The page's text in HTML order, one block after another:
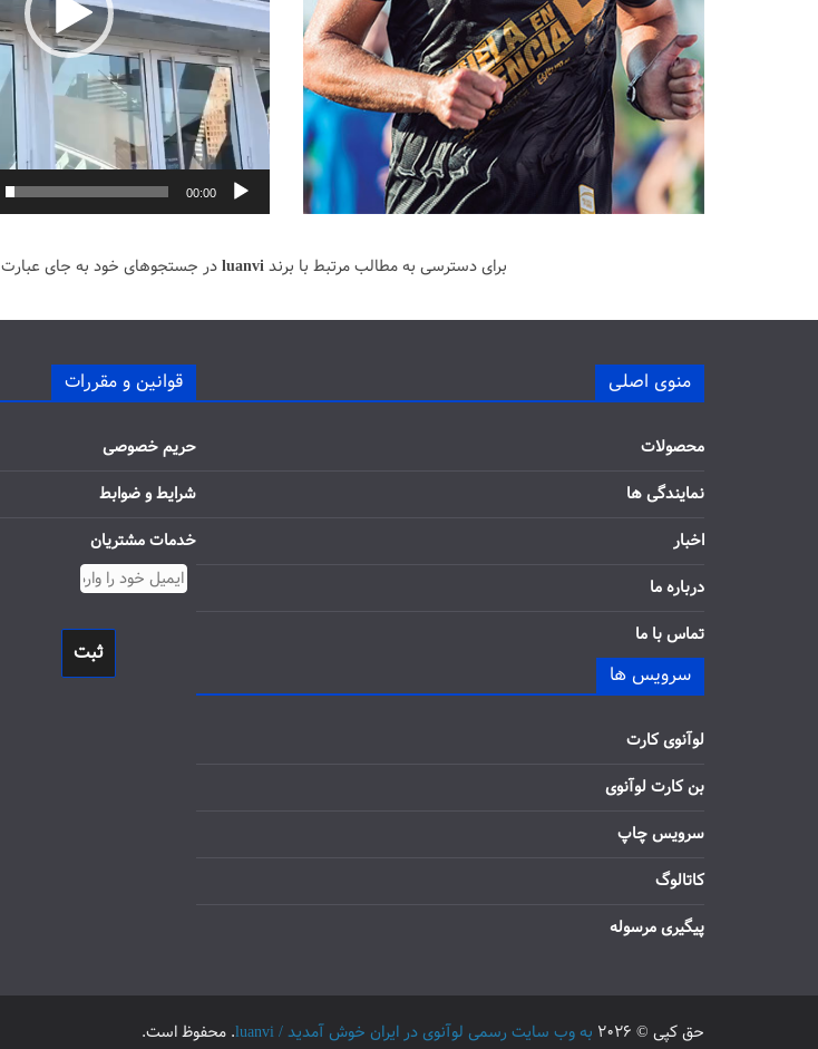
00:00
برای دسترسی به مطالب مرتبط با برندluanviدر جستجوهای خود به جای عبارت
منوی اصلی
محصولات
نمایندگی ها
اخبار
درباره ما
تماس با ما
سرویس ها
لوآنوی کارت
بن کارت لوآنوی
سرویس چاپ
کاتالوگ
پیگیری مرسوله
قوانین و مقررات
حریم خصوصی
شرایط و ضوابط
خدمات مشتریان
ثبت
حق کپی © 2026 به وب سایت رسمی لوآنوی در ایران خوش آمدید / luanvi
. محفوظ است.